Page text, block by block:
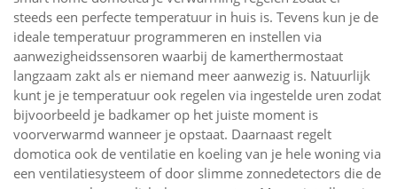
steeds een perfecte temperatuur in huis is. Tevens kun je de
ideale temperatuur programmeren en instellen via
aanwezigheidssensoren waarbij de kamerthermostaat
langzaam zakt als er niemand meer aanwezig is. Natuurlijk
kunt je je temperatuur ook regelen via ingestelde uren zodat
bijvoorbeeld je badkamer op het juiste moment is
voorverwarmd wanneer je opstaat. Daarnaast regelt
domotica ook de ventilatie en koeling van je hele woning via
een ventilatiesysteem of door slimme zonnedetectors die de